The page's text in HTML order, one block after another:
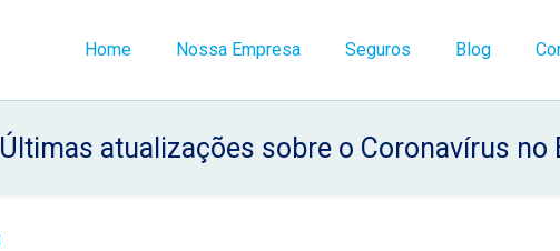
Home Nossa Empresa Seguros Blog
Últimas atualizações sobre o Coronavírus no